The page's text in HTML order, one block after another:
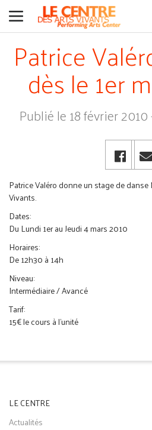
Patrice
dès le 1er
Publié le 18 février
Patrice Valéro donne un stage de danse
Vivants.
Dates:
Du Lundi 1er au Jeudi 4 mars 2010
Horaires:
De 12h30 à 14h
Niveau:
Intermédiaire / Avancé
Tarif:
15€ le cours à l'unité
LE CENTRE
Actualités